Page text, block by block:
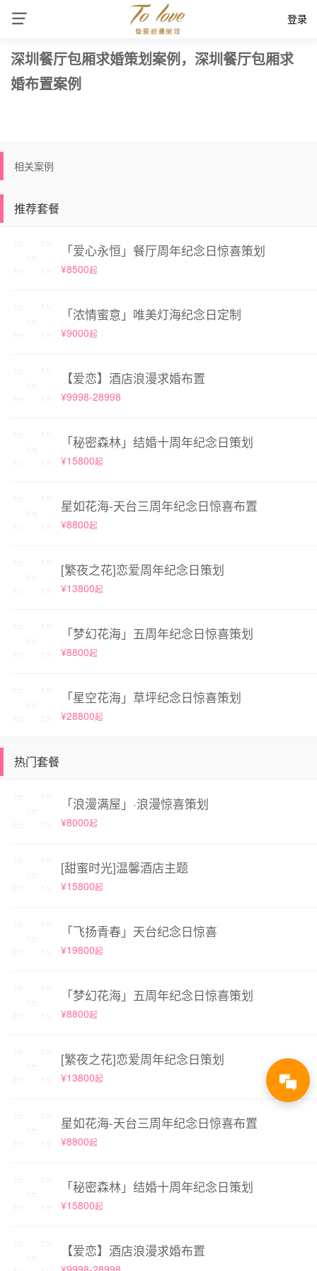
登录
深圳餐厅包厢求婚策划案例，深圳餐厅包厢求
婚布置案例
相关案例
推荐套餐
「爱心永恒」餐厅周年纪念日惊喜策划
¥8500起
「浓情蜜意」唯美灯海纪念日定制
¥9000起
【爱恋】酒店浪漫求婚布置
¥9998-28998
「秘密森林」结婚十周年纪念日策划
¥15800起
星如花海-天台三周年纪念日惊喜布置
¥8800起
[繁夜之花]恋爱周年纪念日策划
¥13800起
「梦幻花海」五周年纪念日惊喜策划
¥8800起
「星空花海」草坪纪念日惊喜策划
¥28800起
热门套餐
「浪漫满屋」·浪漫惊喜策划
¥8000起
[甜蜜时光]温馨酒店主题
¥15800起
「飞扬青春」天台纪念日惊喜
¥19800起
「梦幻花海」五周年纪念日惊喜策划
¥8800起
[繁夜之花]恋爱周年纪念日策划
¥13800起
星如花海-天台三周年纪念日惊喜布置
¥8800起
「秘密森林」结婚十周年纪念日策划
¥15800起
【爱恋】酒店浪漫求婚布置